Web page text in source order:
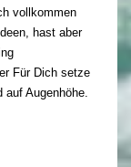
vollkommen
hast aber
Für Dich setze
Augenhöhe.